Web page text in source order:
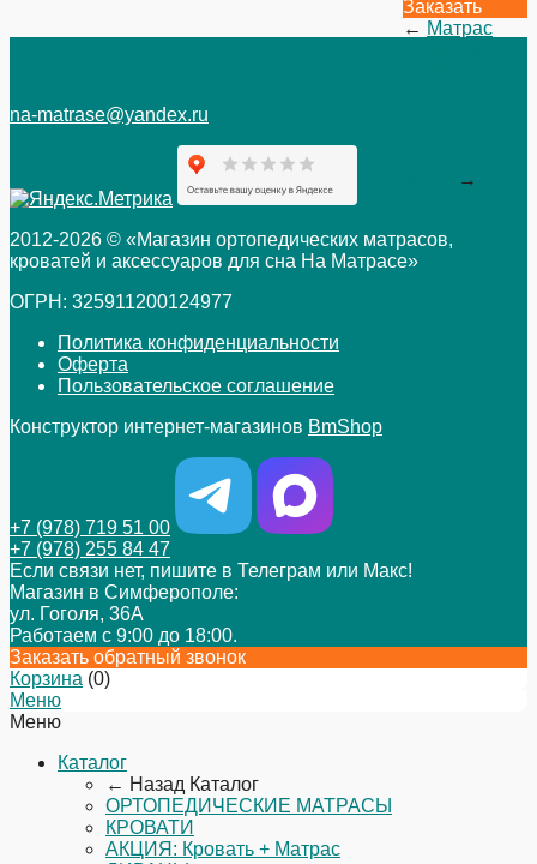
Заказать
← Матрас
→
na-matrase@yandex.ru
2012-2026 © «Магазин ортопедических матрасов,
кроватей и аксессуаров для сна На Матрасе»
ОГРН: 325911200124977
Политика конфиденциальности
Оферта
Пользовательское соглашение
Конструктор интернет-магазинов BmShop
+7 (978) 719 51 00
+7 (978) 255 84 47
Если связи нет, пишите в Телеграм или Макс!
Магазин в Симферополе:
ул. Гоголя, 36А
Работаем с 9:00 до 18:00.
Заказать обратный звонок
Корзина (0)
Меню
Меню
Каталог
← Назад Каталог
ОРТОПЕДИЧЕСКИЕ МАТРАСЫ
КРОВАТИ
АКЦИЯ: Кровать + Матрас